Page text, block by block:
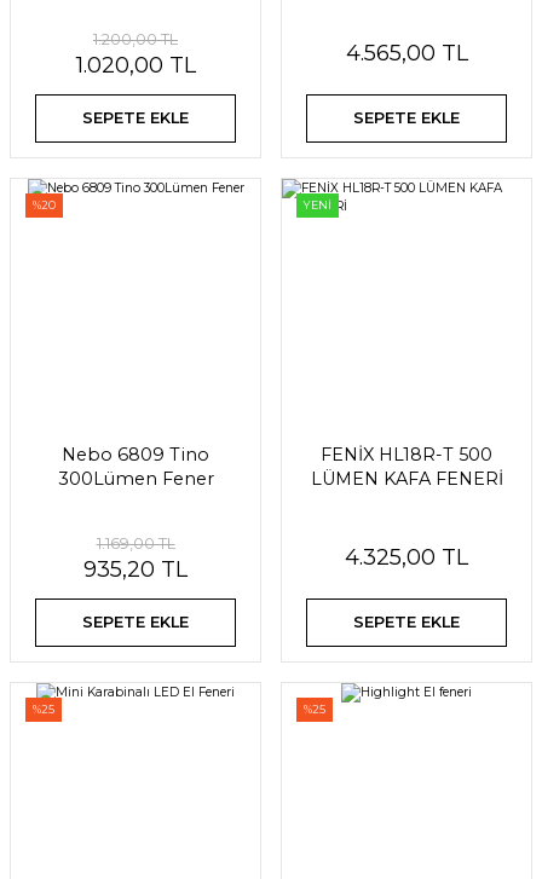
1.200,00 TL
1.020,00 TL
SEPETE EKLE
4.565,00 TL
SEPETE EKLE
%20
Nebo 6809 Tino
300Lümen Fener
1.169,00 TL
935,20 TL
SEPETE EKLE
YENİ
FENİX HL18R-T 500
LÜMEN KAFA FENERİ
4.325,00 TL
SEPETE EKLE
%25 %25